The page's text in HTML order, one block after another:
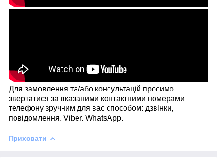
Для замовлення та/або консультацій просимо
звертатися за вказаними контактними номерами
телефону зручним для вас способом: дзвінки,
повідомлення, Viber, WhatsApp.
Приховати